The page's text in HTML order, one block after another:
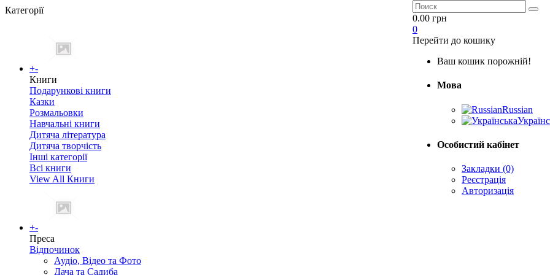
Категорії
+-
Книги
Подарункові книги
Казки
Розмальовки
Навчальні книги
Дитяча література
Дитяча творчість
Інші категорії
Всі книги
View All Книги
+-
Преса
Відпочинок
Аудіо, Відео та Фото
Дача та Садиба
0.00 грн
0
Перейти до кошику
Ваш кошик порожній!
Мова
Russian
Особистий кабінет
Закладки (0)
Реєстрація
Авторизація